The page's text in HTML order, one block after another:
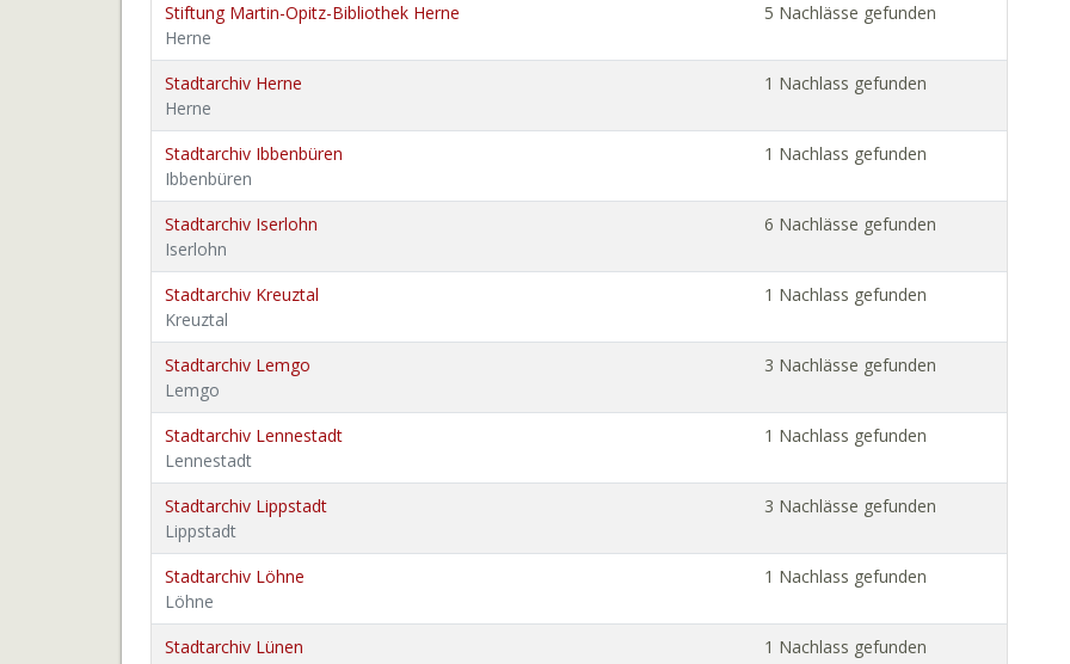
Stiftung Martin-Opitz-Bibliothek Herne
Herne
5 Nachlässe gefunden
Stadtarchiv Herne
Herne
1 Nachlass gefunden
Stadtarchiv Ibbenbüren
Ibbenbüren
1 Nachlass gefunden
Stadtarchiv Iserlohn
Iserlohn
6 Nachlässe gefunden
Stadtarchiv Kreuztal
Kreuztal
1 Nachlass gefunden
Stadtarchiv Lemgo
Lemgo
3 Nachlässe gefunden
Stadtarchiv Lennestadt
Lennestadt
1 Nachlass gefunden
Stadtarchiv Lippstadt
Lippstadt
3 Nachlässe gefunden
Stadtarchiv Löhne
Löhne
1 Nachlass gefunden
Stadtarchiv Lünen
1 Nachlass gefunden